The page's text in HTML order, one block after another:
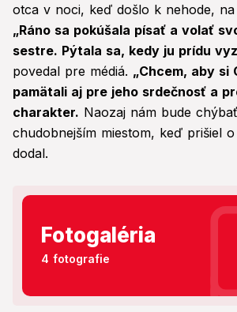
otca v noci, keď došlo k nehode, na
„Ráno sa pokúšala písať a volať
sestre. Pýtala sa, kedy ju prídu
povedal pre médiá. „Chcem, aby si
pamätali aj pre jeho srdečnosť a
charakter. Naozaj nám bude
chudobnejším miestom, keď prišiel
dodal.
Fotogaléria
4 fotografie